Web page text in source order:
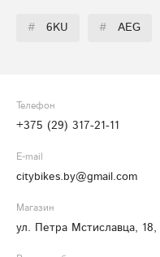
# 6KU # AEG
Телефон
+375 (29) 317-21-11
E-mail
citybikes.by@gmail.com
Магазин
ул. Петра Мстиславца,